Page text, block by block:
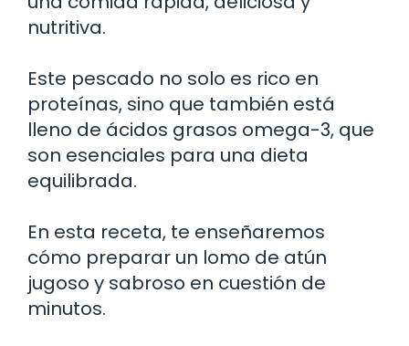
nutritiva.
Este pescado no solo es rico en
proteínas, sino que también está
lleno de ácidos grasos omega-3, que
son esenciales para una dieta
equilibrada.
En esta receta, te enseñaremos
cómo preparar un lomo de atún
jugoso y sabroso en cuestión de
minutos.